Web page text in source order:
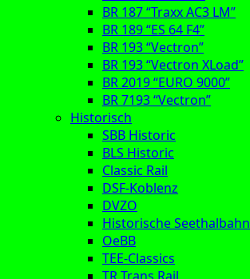
BR 187 “Traxx AC3 LM”
BR 189 “ES 64 F4”
BR 193 “Vectron”
BR 193 “Vectron XLoad”
BR 2019 “EURO 9000”
BR 7193 “Vectron”
Historisch
SBB Historic
BLS Historic
Classic Rail
DSF-Koblenz
DVZO
Historische Seethalbahn
OeBB
TEE-Classics